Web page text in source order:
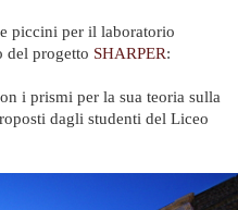
piccini per il laboratorio
del progetto SHARPER:
i prismi per la sua teoria sulla
dagli studenti del Liceo